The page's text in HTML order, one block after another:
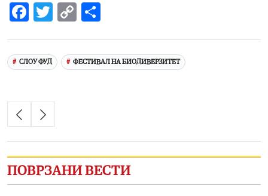
Facebook
Twitter
Copy
СЛОУ ФУД ФЕСТИВАЛ НА БИОДИВЕРЗИТЕТ
ПОВРЗАНИ ВЕСТИ